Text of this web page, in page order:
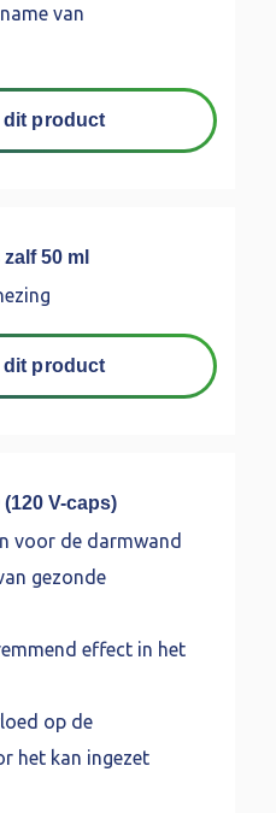
van
dit product
50 ml
dit product
V-caps)
voor de darmwand
gezonde
effect in het
op de
het kan ingezet